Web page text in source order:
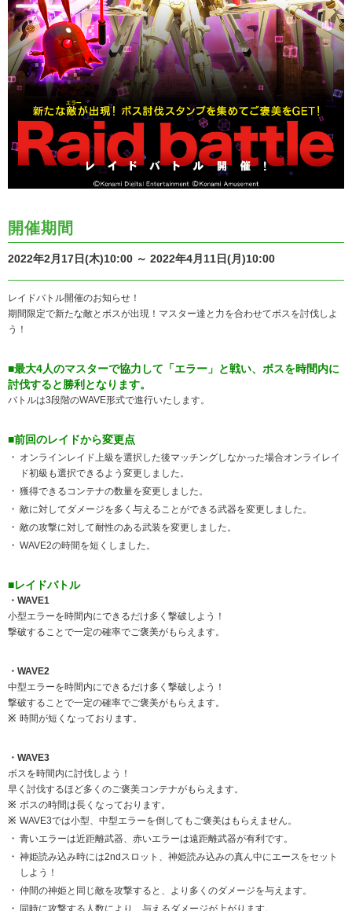
開催期間
2022年2月17日(木)10:00 ～ 2022年4月11日(月)10:00
レイドバトル開催のお知らせ！
期間限定で新たな敵とボスが出現！マスター達と力を合わせてボスを討伐しよ
う！
■最大4人のマスターで協力して「エラー」と戦い、ボスを時間内に
討伐すると勝利となります。
バトルは3段階のWAVE形式で進行いたします。
■前回のレイドから変更点
オンラインレイド上級を選択した後マッチングしなかった場合オンライレイ
ド初級も選択できるよう変更しました。
獲得できるコンテナの数量を変更しました。
敵に対してダメージを多く与えることができる武器を変更しました。
敵の攻撃に対して耐性のある武装を変更しました。
WAVE2の時間を短くしました。
■レイドバトル
・WAVE1
小型エラーを時間内にできるだけ多く撃破しよう！
撃破することで一定の確率でご褒美がもらえます。
・WAVE2
中型エラーを時間内にできるだけ多く撃破しよう！
撃破することで一定の確率でご褒美がもらえます。
時間が短くなっております。
・WAVE3
ボスを時間内に討伐しよう！
早く討伐するほど多くのご褒美コンテナがもらえます。
ボスの時間は長くなっております。
WAVE3では小型、中型エラーを倒してもご褒美はもらえません。
青いエラーは近距離武器、赤いエラーは遠距離武器が有利です。
神姫読み込み時には2ndスロット、神姫読み込みの真ん中にエースをセット
しよう！
仲間の神姫と同じ敵を攻撃すると、より多くのダメージを与えます。
同時に攻撃する人数により、与えるダメージが上がります。